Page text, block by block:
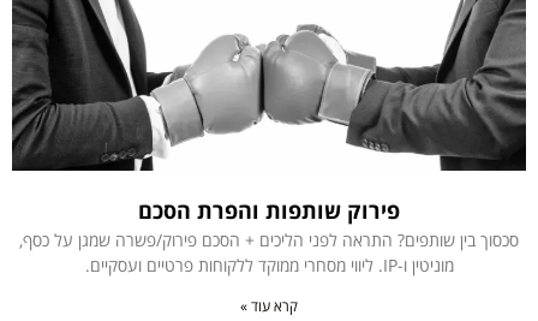
פירוק שותפות והפרת הסכם
סכסוך בין שותפים? התראה לפני הליכים + הסכם פירוק/פשרה שמגן על כסף,
מוניטין ו-IP. ליווי מסחרי ממוקד ללקוחות פרטיים ועסקיים.
קרא עוד »